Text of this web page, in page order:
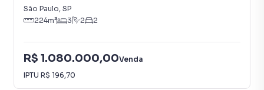
time de programadores, corretores treinados e uma
central de atendimento preparada para atender
São Paulo, SP
224m² 3 2 2
R$ 1.080.000,00Venda
IPTU R$ 196,70